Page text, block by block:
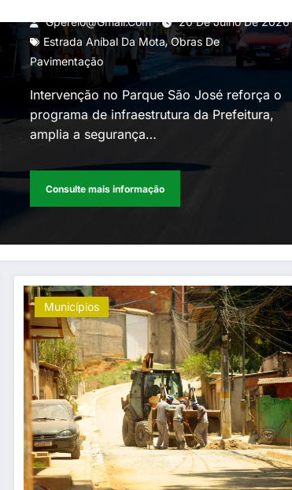
Aníbal da Mota
Gperelo@gmail.com
20 De Julho De 2026
Estrada Aníbal Da Mota,Obras De
Pavimentação
Intervenção no Parque São José reforça o
programa de infraestrutura da Prefeitura,
amplia a segurança…
Consulte mais informação
Municípios